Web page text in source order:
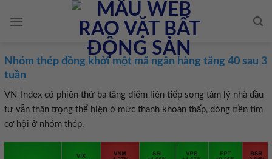
Nhóm thép đồng khởi một mã ngân hàng tăng 40 sau 3
tuần
VN-Index có phiên thứ ba tăng điểm liên tiếp song tâm lý nhà đầu
tư vẫn thận trọng thể hiện ở mức thanh khoản thấp, dòng tiền tìm
cơ hội ở nhóm thép.